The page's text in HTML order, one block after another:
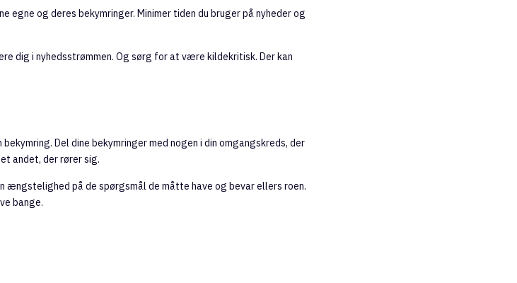
egne og deres bekymringer. Minimer tiden du bruger på nyheder og
dig i nyhedsstrømmen. Og sørg for at være kildekritisk. Der kan
Del dine bekymringer med nogen i din omgangskreds, der
andet, der rører sig.
ængstelighed på de spørgsmål de måtte have og bevar ellers roen.
bange.